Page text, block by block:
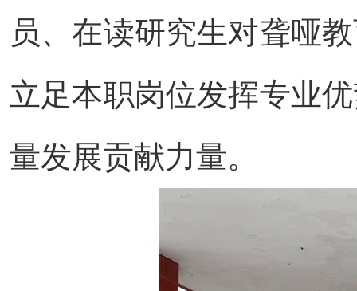
员、在读研究生对聋哑
立足本职岗位发挥专业
量发展贡献力量。